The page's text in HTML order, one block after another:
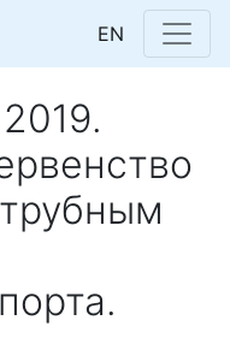
EN